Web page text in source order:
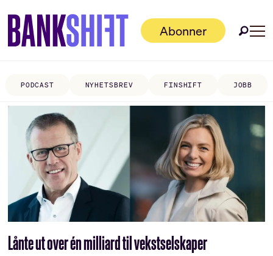
Abonner
PODCAST NYHETSBREV FINSHIFT JOBB
Tag:
finansiering
Lånte ut over én milliard til vekstselskaper